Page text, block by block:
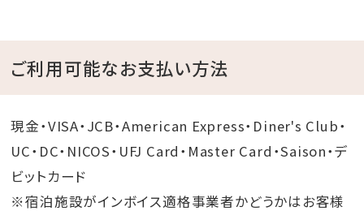
ご利用可能なお支払い方法
現金・VISA・JCB・American Express・Diner's Club・
UC・DC・NICOS・UFJ Card・Master Card・Saison・デ
ビットカード
※宿泊施設がインボイス適格事業者かどうかはお客様